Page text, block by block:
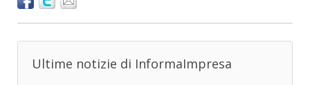
Ultime notizie di InformaImpresa